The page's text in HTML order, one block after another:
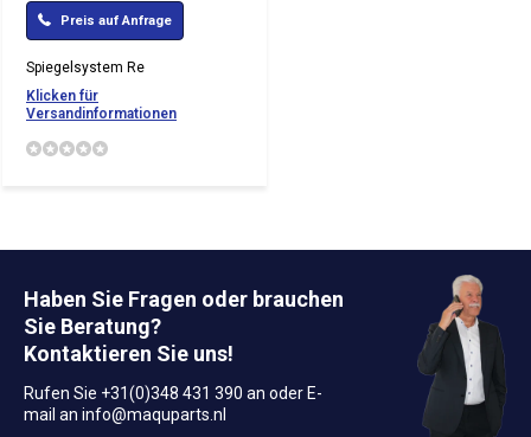
Preis auf Anfrage
Spiegelsystem Re
Klicken für
Versandinformationen
Haben Sie Fragen oder brauchen
Sie Beratung?
Kontaktieren Sie uns!
Rufen Sie +31(0)348 431 390 an oder E-
mail an info@maquparts.nl